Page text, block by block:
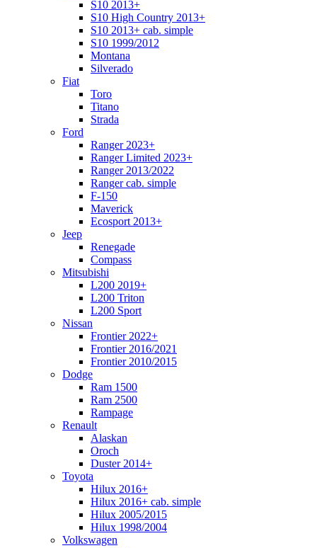
S10 2013+
S10 High Country 2013+
S10 2013+ cab. simple
S10 1999/2012
Montana
Silverado
Fiat
Toro
Titano
Strada
Ford
Ranger 2023+
Ranger Limited 2023+
Ranger 2013/2022
Ranger cab. simple
F-150
Maverick
Ecosport 2013+
Jeep
Renegade
Compass
Mitsubishi
L200 2019+
L200 Triton
L200 Sport
Nissan
Frontier 2022+
Frontier 2016/2021
Frontier 2010/2015
Dodge
Ram 1500
Ram 2500
Rampage
Renault
Alaskan
Oroch
Duster 2014+
Toyota
Hilux 2016+
Hilux 2016+ cab. simple
Hilux 2005/2015
Hilux 1998/2004
Volkswagen